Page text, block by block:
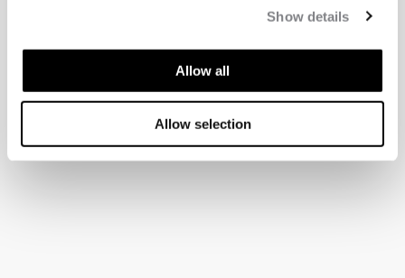
Show details
Allow all
Allow selection